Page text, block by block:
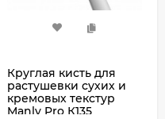
Круглая кисть для
растушевки сухих и
кремовых текстур
Manly Pro К135